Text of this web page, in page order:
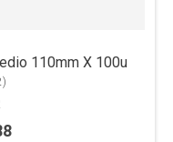
110mm X 100u
)